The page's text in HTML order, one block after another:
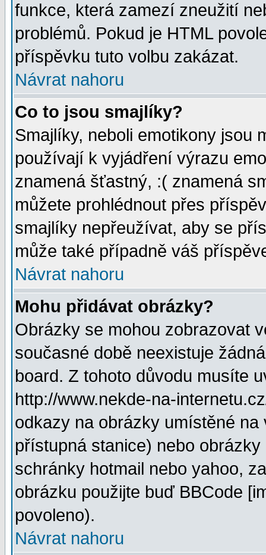
funkce, která zamezí zneužití
problémů. Pokud je HTML
příspěvku tuto volbu zakázat.
Návrat nahoru
Co to jsou smajlíky?
Smajlíky, neboli emotikony jsou
používají k vyjádření výrazu
znamená šťastný, :( znamená
můžete prohlédnout přes
smajlíky nepřeužívat, aby se
může také případně váš
Návrat nahoru
Mohu přidávat obrázky?
Obrázky se mohou zobrazovat
současné době neexistuje
board. Z tohoto důvodu musíte
http://www.nekde-na-
odkazy na obrázky umístěné
přístupná stanice) nebo
schránky hotmail nebo yahoo,
obrázku použijte buď BBCode
povoleno).
Návrat nahoru